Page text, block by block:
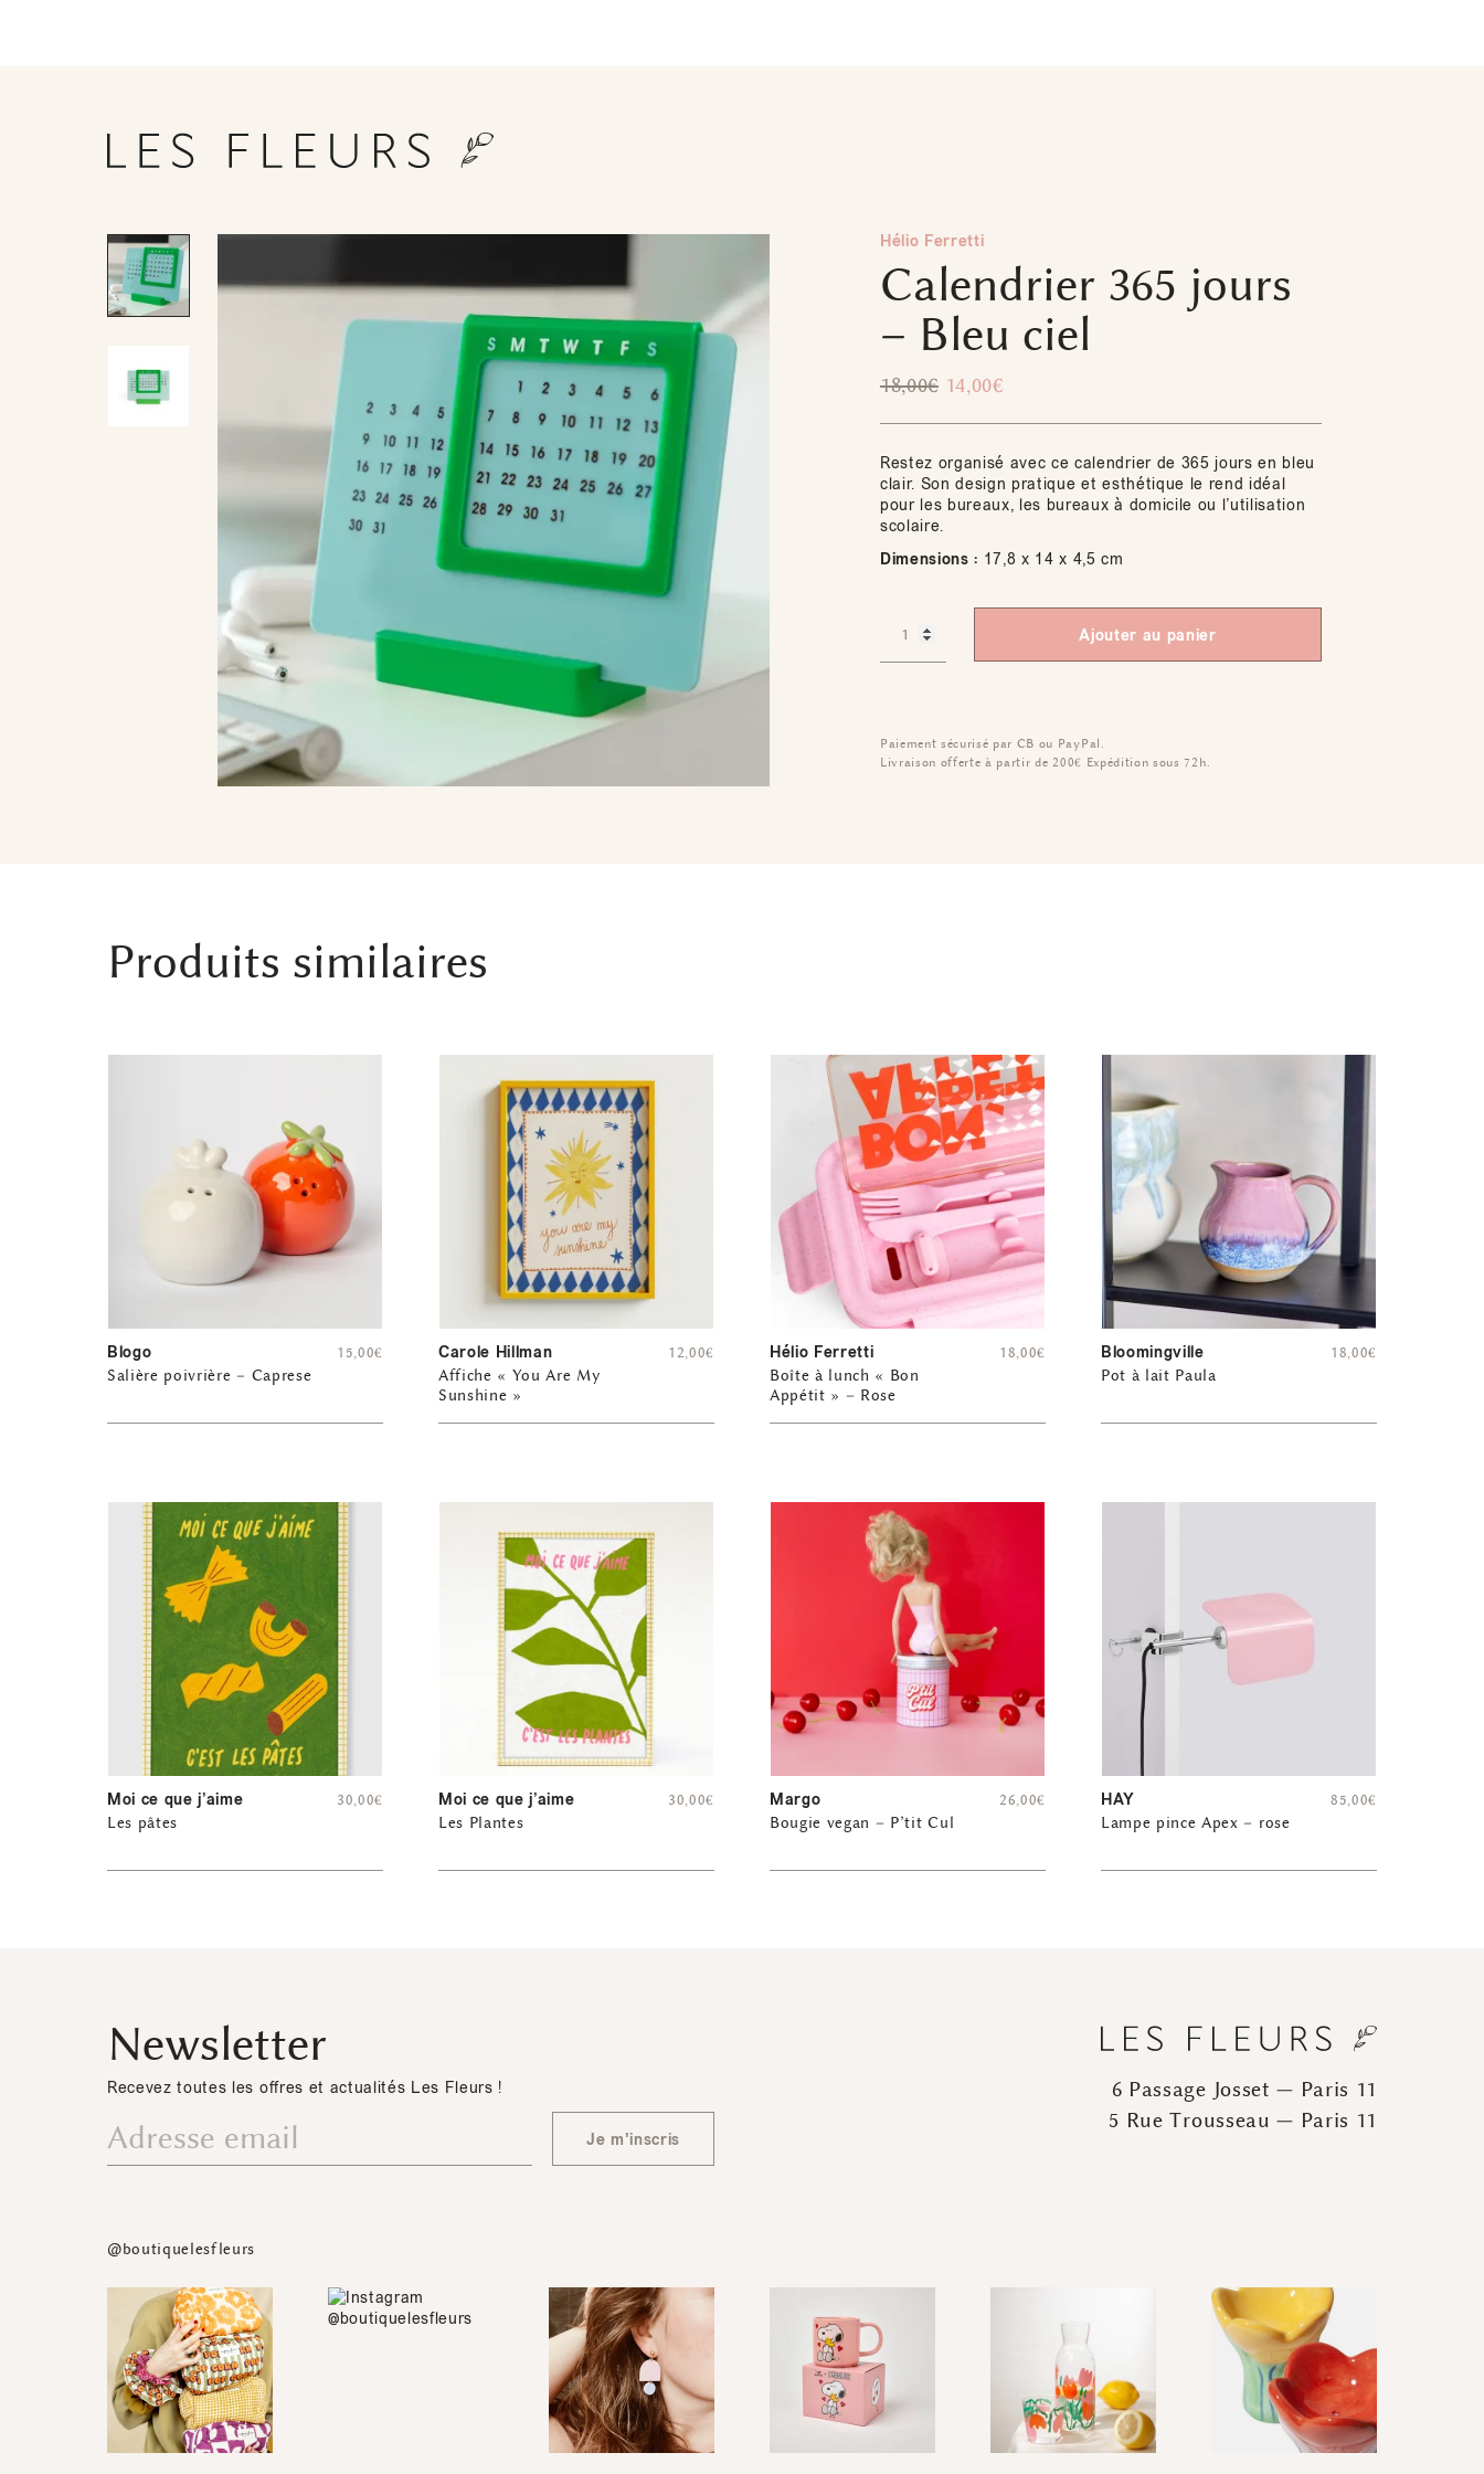
Hélio Ferretti
Calendrier 365 jours
– Bleu ciel
18,00€ 14,00€
Restez organisé avec ce calendrier de 365 jours en bleu
clair. Son design pratique et esthétique le rend idéal
pour les bureaux, les bureaux à domicile ou l’utilisation
scolaire.
Dimensions : 17,8 x 14 x 4,5 cm
Ajouter au panier
Paiement sécurisé par CB ou PayPal.
Livraison offerte à partir de 200€ Expédition sous 72h.
Produits similaires
Blogo
Salière poivrière – Caprese
15,00€ Carole Hillman
Affiche « You Are My
Sunshine »
12,00€ Hélio Ferretti
Boîte à lunch « Bon
Appétit » – Rose
18,00€ Bloomingville
Pot à lait Paula
18,00€
Moi ce que j’aime
Les pâtes
30,00€ Moi ce que j’aime
Les Plantes
30,00€ Margo
Bougie vegan – P’tit Cul
26,00€ HAY
Lampe pince Apex – rose
85,00€
Newsletter
Recevez toutes les offres et actualités Les Fleurs !
Je m'inscris
6 Passage Josset — Paris 11
5 Rue Trousseau — Paris 11
@boutiquelesfleurs